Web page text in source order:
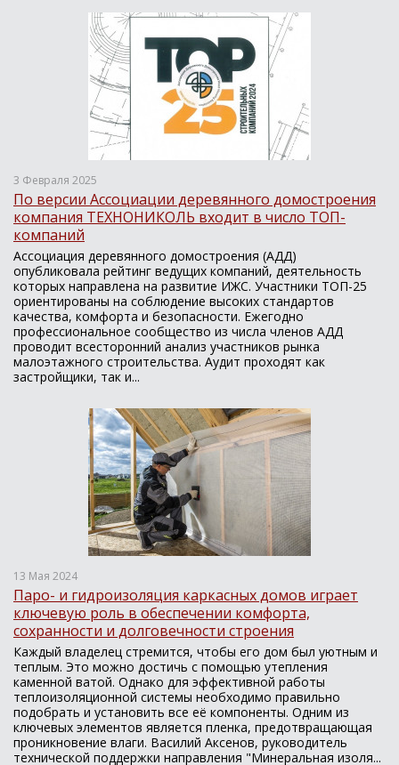
3 Февраля 2025
По версии Ассоциации деревянного домостроения
компания ТЕХНОНИКОЛЬ входит в число ТОП-
компаний
Ассоциация деревянного домостроения (АДД)
опубликовала рейтинг ведущих компаний, деятельность
которых направлена на развитие ИЖС. Участники ТОП-25
ориентированы на соблюдение высоких стандартов
качества, комфорта и безопасности. Ежегодно
профессиональное сообщество из числа членов АДД
проводит всесторонний анализ участников рынка
малоэтажного строительства. Аудит проходят как
застройщики, так и...
13 Мая 2024
Паро- и гидроизоляция каркасных домов играет
ключевую роль в обеспечении комфорта,
сохранности и долговечности строения
Каждый владелец стремится, чтобы его дом был уютным и
теплым. Это можно достичь с помощью утепления
каменной ватой. Однако для эффективной работы
теплоизоляционной системы необходимо правильно
подобрать и установить все её компоненты. Одним из
ключевых элементов является пленка, предотвращающая
проникновение влаги. Василий Аксенов, руководитель
технической поддержки направления "Минеральная изоля...